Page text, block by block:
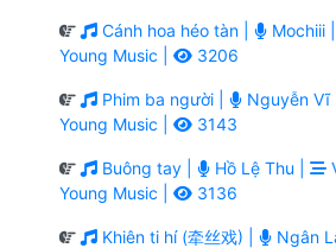
Cánh hoa héo tàn | Mochiii |
Young Music |
3206
Phim ba người | Nguyễn Vĩ |
Young Music |
3143
Buông tay | Hồ Lệ Thu |
Young Music |
3136
Khiên ti hí (牵丝戏) |
Ngân